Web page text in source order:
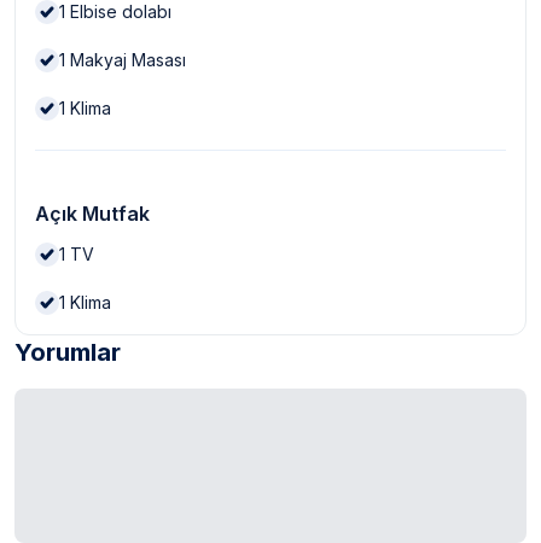
1 Elbise dolabı
1 Makyaj Masası
1 Klima
Açık Mutfak
1 TV
1 Klima
Yorumlar